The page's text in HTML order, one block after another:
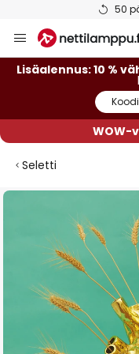
50
to
Content
Lisäalennus: 10 %
WOW-
Seletti
Skip
gallery